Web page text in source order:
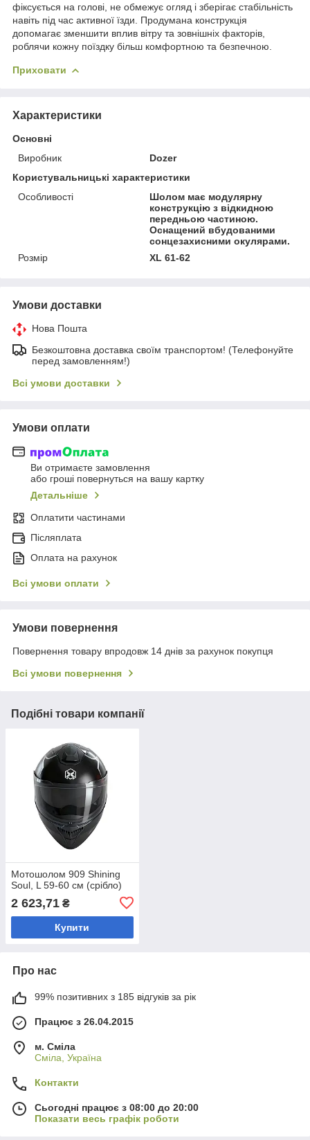
фіксується на голові, не обмежує огляд і зберігає стабільність
навіть під час активної їзди. Продумана конструкція
допомагає зменшити вплив вітру та зовнішніх факторів,
роблячи кожну поїздку більш комфортною та безпечною.
Приховати
Характеристики
Основні
Виробник
Dozer
Користувальницькі характеристики
Особливості
Шолом має модулярну
конструкцію з відкидною
передньою частиною.
Оснащений вбудованими
сонцезахисними окулярами.
Розмір
XL 61-62
Умови доставки
Нова Пошта
Безкоштовна доставка своїм транспортом! (Телефонуйте
перед замовленням!)
Всі умови доставки
Умови оплати
Ви отримаєте замовлення
або гроші повернуться на вашу картку
Детальніше
Оплатити частинами
Післяплата
Оплата на рахунок
Всі умови оплати
Умови повернення
Повернення товару впродовж 14 днів за рахунок покупця
Всі умови повернення
Подібні товари компанії
Мотошолом 909 Shining
Soul, L 59-60 см (срібло)
2 623,71 ₴
Купити
Про нас
99% позитивних з 185 відгуків за рік
Працює з 26.04.2015
м. Сміла
Сміла, Україна
Контакти
Сьогодні працює з 08:00 до 20:00
Показати весь графік роботи